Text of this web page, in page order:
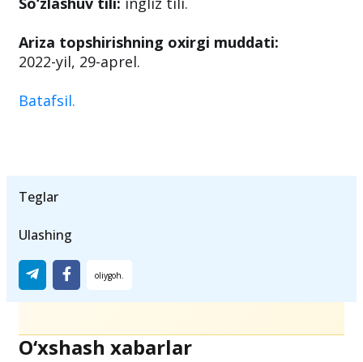
Ariza topshirishning oxirgi muddati:
2022-yil, 29-aprel.
Batafsil.
Teglar
Ulashing
O‘xshash xabarlar